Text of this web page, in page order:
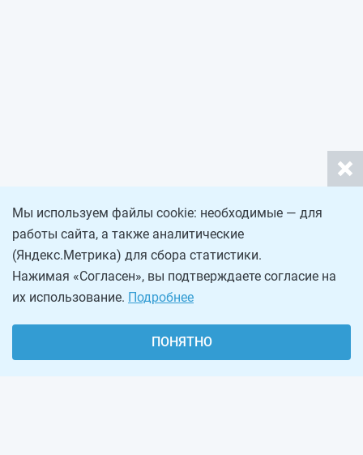
Мы используем файлы cookie: необходимые — для
работы сайта, а также аналитические
(Яндекс.Метрика) для сбора статистики.
Нажимая «Согласен», вы подтверждаете согласие на
их использование. Подробнее
ПОНЯТНО